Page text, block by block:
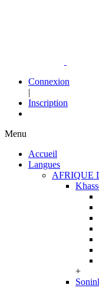
Connexion
|
Inscription
Menu
Accueil
Langues
AFRIQUE
+